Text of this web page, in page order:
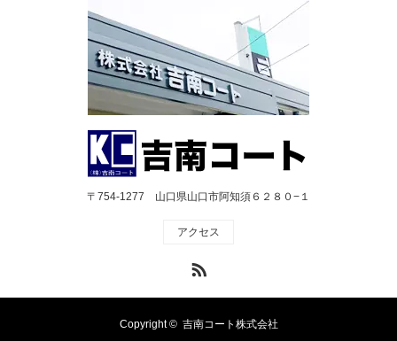
〒754-1277 山口県山口市阿知須６２８０−１
アクセス
Copyright © 吉南コート株式会社